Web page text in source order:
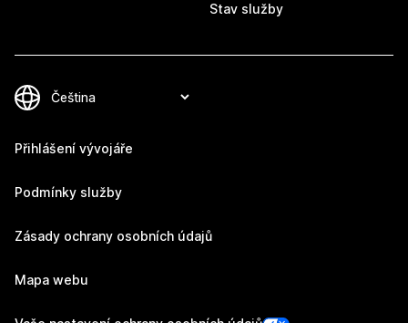
Stav služby
Přihlášení vývojáře
Podmínky služby
Zásady ochrany osobních údajů
Mapa webu